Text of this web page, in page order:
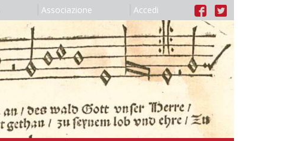
Associazione Accedi